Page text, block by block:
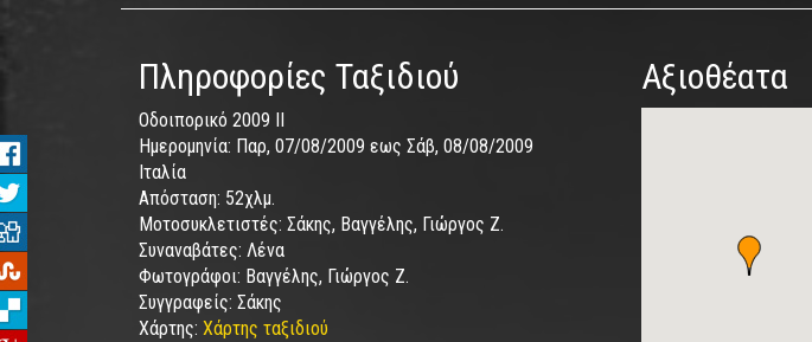
Πληροφορίες Ταξιδιού
Οδοιπορικό 2009 II
Ημερομηνία: Παρ, 07/08/2009 εως Σάβ, 08/08/2009
Ιταλία
Απόσταση: 52χλμ.
Μοτοσυκλετιστές: Σάκης, Βαγγέλης, Γιώργος Ζ.
Συναναβάτες: Λένα
Φωτογράφοι: Βαγγέλης, Γιώργος Ζ.
Συγγραφείς: Σάκης
Χάρτης: Χάρτης ταξιδιού
Αξιοθέατα